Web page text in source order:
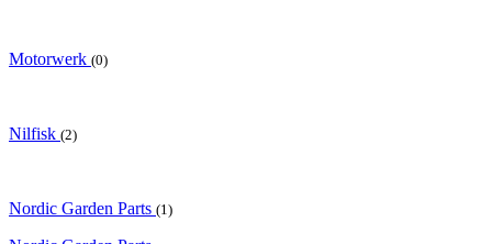
Motorwerk (0)
Nilfisk (2)
Nordic Garden Parts (1)